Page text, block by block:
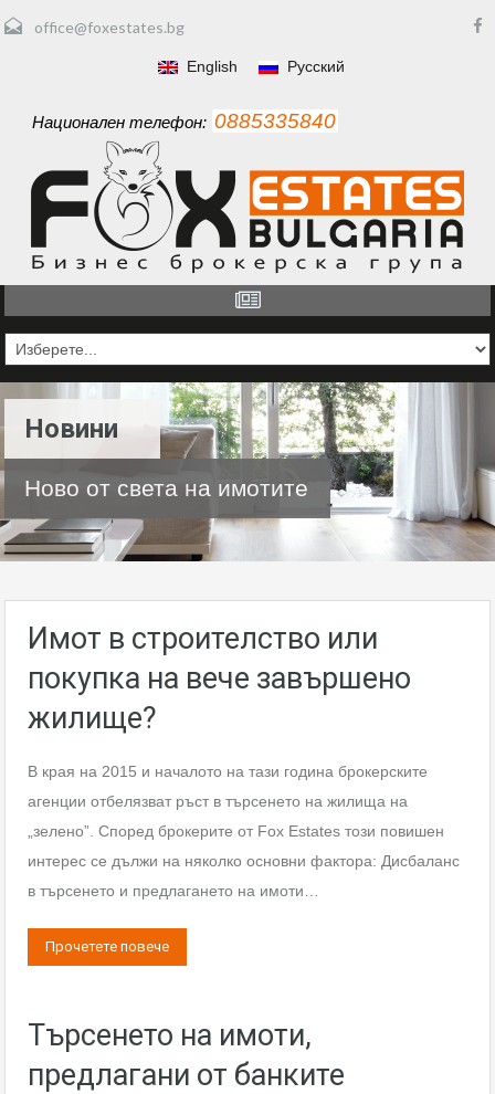
office@foxestates.bg
English Русский
Национален телефон: 0885335840
Новини
Ново от света на имотите
Имот в строителство или
покупка на вече завършено
жилище?
В края на 2015 и началото на тази година брокерските
агенции отбелязват ръст в търсенето на жилища на
„зелено”. Според брокерите от Fox Estates този повишен
интерес се дължи на няколко основни фактора: Дисбаланс
в търсенето и предлагането на имоти…
Прочетете повече
Търсенето на имоти,
предлагани от банките